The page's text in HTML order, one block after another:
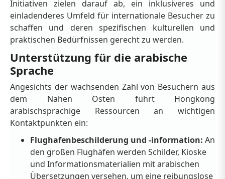
Initiativen zielen darauf ab, ein inklusiveres und
einladenderes Umfeld für internationale Besucher zu
schaffen und deren spezifischen kulturellen und
praktischen Bedürfnissen gerecht zu werden.
Unterstützung für die arabische
Sprache
Angesichts der wachsenden Zahl von Besuchern aus
dem Nahen Osten führt Hongkong
arabischsprachige Ressourcen an wichtigen
Kontaktpunkten ein:
Flughafenbeschilderung und -information: An
den großen Flughäfen werden Schilder, Kioske
und Informationsmaterialien mit arabischen
Übersetzungen versehen, um eine reibungslose